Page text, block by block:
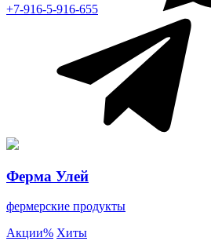
+7-916-5-916-655
Ферма Улей
фермерские продукты
Акции% Хиты